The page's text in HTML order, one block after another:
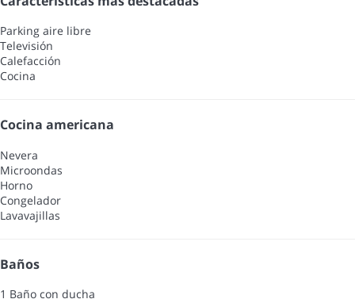
Parking aire libre
Televisión
Calefacción
Cocina
Cocina americana
Nevera
Microondas
Horno
Congelador
Lavavajillas
Baños
1 Baño con ducha